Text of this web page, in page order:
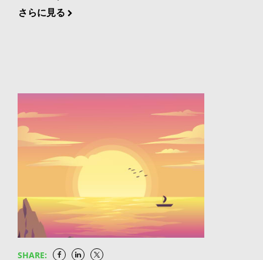
クラウドでの利用が可能になったことで、さらに多く
全に流れるようになるということです。 始め方 これ
らのセルフホスト型製品はBYOLインストールのため
にJFrog Enterpriseのサブスクリプションライセンス
を必要とします。導入後、お客様はJFrogの
Enterpriseサブスクリプションのライセンスキーを提
供し、Enterpriseグレードの機能を活用することがで
きます。 JFrog ArtifactoryとJFrog Xrayを政府系クラ
ウドに導入するには以下の方法があります。 AWS
GovCloud AWS GovCloudをご利用のお客様はAWS
Marketplaceを利用してUS EastおよびUS Westリー
でソフトウェアを構築（JFrog Pipelines）、セキュア
し、それぞれが仕事をどの程度こなすことができるか
を見てみましょう。 6つの障害 DEVOPSの成功に向け
て | EBOOK リリースの高速化 私たちの長年の経験が
証明しているのは「DevOpsの達成はバイナリが全て
である」ということです。 ソフトウェア開発の主役は
コードであり、品質の良いコードはその書き方を知っ
ている人たちに力を与えることで生まれます。 ソフト
ウェアデリバリの主役はバイナリであり、品質の良い
しかし選択肢を探してDevSecOps市場に飛び込んだIT
しようとする場合、意思決定の疲労や分析の麻痺に陥
ることがよくあります。 しかし、そもそもなぜ
DevSecOpsが注目されるようになったのでしょう
か？イノベーションのペースに追いつくため開発者は
に増やし、今ではアプリケーション開発パイプライン
での利用が広まっています。より多くのソースコード
が「外部」から送られてくるようになったため、その
さらに見る
SHARE: